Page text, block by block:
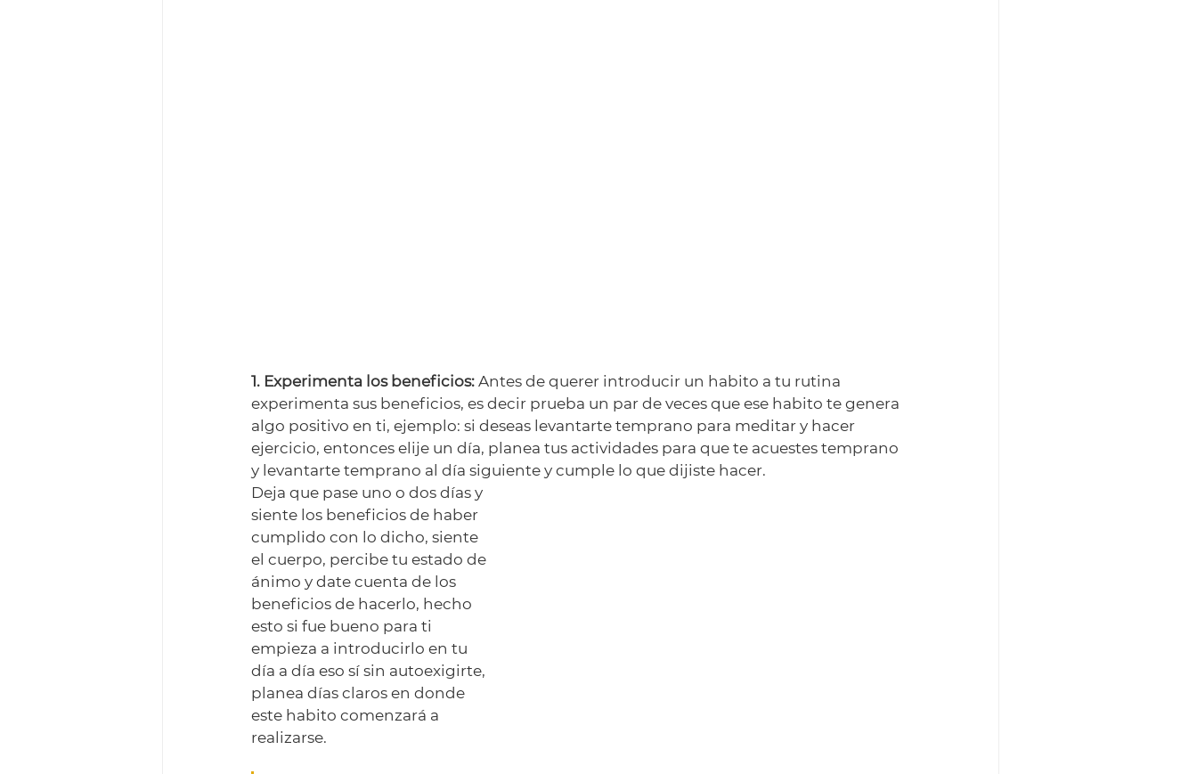
1. Experimenta los beneficios: Antes de querer introducir un habito a tu rutina
experimenta sus beneficios, es decir prueba un par de veces que ese habito te genera
algo positivo en ti, ejemplo: si deseas levantarte temprano para meditar y hacer
ejercicio, entonces elije un día, planea tus actividades para que te acuestes temprano
y levantarte temprano al día siguiente y cumple lo que dijiste hacer.
Deja que pase uno o dos días y
siente los beneficios de haber
cumplido con lo dicho, siente
el cuerpo, percibe tu estado de
ánimo y date cuenta de los
beneficios de hacerlo, hecho
esto si fue bueno para ti
empieza a introducirlo en tu
día a día eso sí sin autoexigirte,
planea días claros en donde
este habito comenzará a
realizarse.